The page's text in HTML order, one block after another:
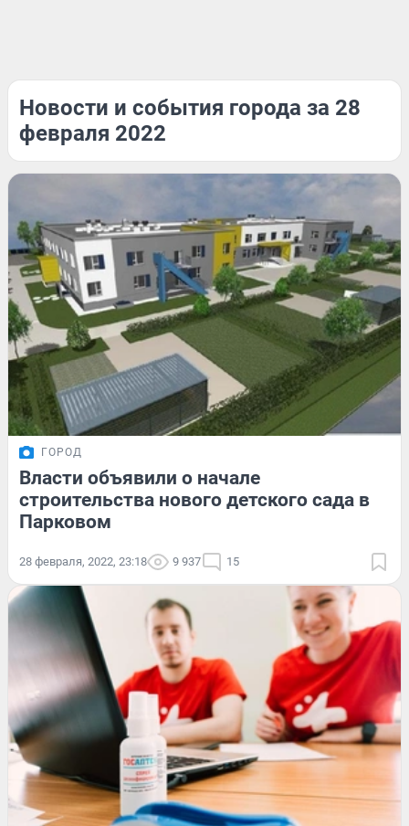
Новости и события города за 28
февраля 2022
ГОРОД
Власти объявили о начале
строительства нового детского сада в
Парковом
28 февраля, 2022, 23:18 9 937 15